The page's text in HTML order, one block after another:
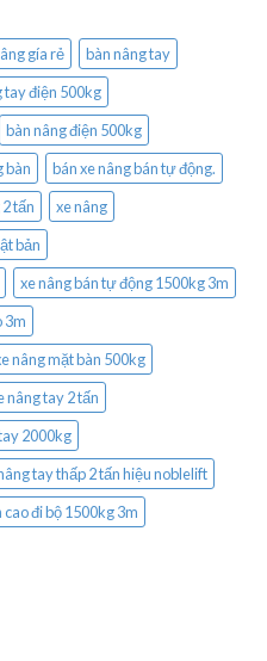
gía rẻ
bàn nâng tay
tay điện 500kg
bàn nâng điện 500kg
bàn
bán xe nâng bán tự động.
tấn
xe nâng
bản
xe nâng bán tự động 1500kg 3m
3m
nâng mặt bàn 500kg
nâng tay 2 tấn
2000kg
tay thấp 2 tấn hiệu noblelift
cao đi bộ 1500kg 3m